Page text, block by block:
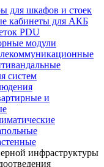
для шкафов и стоек
кабинеты для АКБ
PDU
модули
систем
и
инфраструктуры